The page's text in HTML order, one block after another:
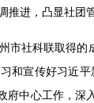
推进，凸显社团
市社科联取得
和宣传好习近
府中心工作，